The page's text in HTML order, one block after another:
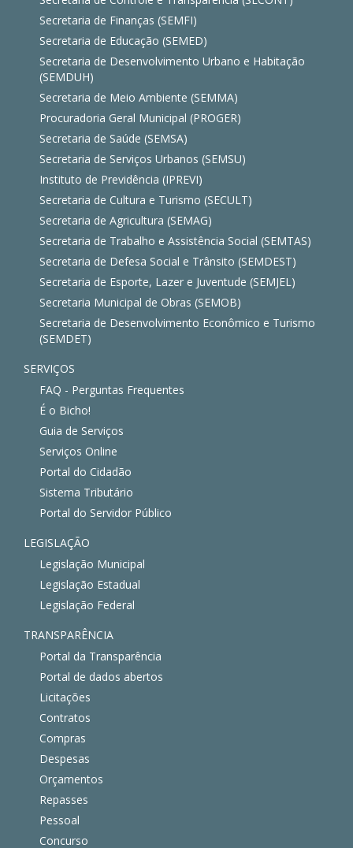
Secretaria de Finanças (SEMFI)
Secretaria de Educação (SEMED)
Secretaria de Desenvolvimento Urbano e Habitação
(SEMDUH)
Secretaria de Meio Ambiente (SEMMA)
Procuradoria Geral Municipal (PROGER)
Secretaria de Saúde (SEMSA)
Secretaria de Serviços Urbanos (SEMSU)
Instituto de Previdência (IPREVI)
Secretaria de Cultura e Turismo (SECULT)
Secretaria de Agricultura (SEMAG)
Secretaria de Trabalho e Assistência Social (SEMTAS)
Secretaria de Defesa Social e Trânsito (SEMDEST)
Secretaria de Esporte, Lazer e Juventude (SEMJEL)
Secretaria Municipal de Obras (SEMOB)
Secretaria de Desenvolvimento Econômico e Turismo
(SEMDET)
SERVIÇOS
FAQ - Perguntas Frequentes
É o Bicho!
Guia de Serviços
Serviços Online
Portal do Cidadão
Sistema Tributário
Portal do Servidor Público
LEGISLAÇÃO
Legislação Municipal
Legislação Estadual
Legislação Federal
TRANSPARÊNCIA
Portal da Transparência
Portal de dados abertos
Licitações
Contratos
Compras
Despesas
Orçamentos
Repasses
Pessoal
Concurso